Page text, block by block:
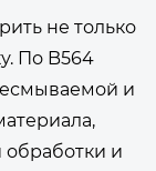
не только
По B564
и
и